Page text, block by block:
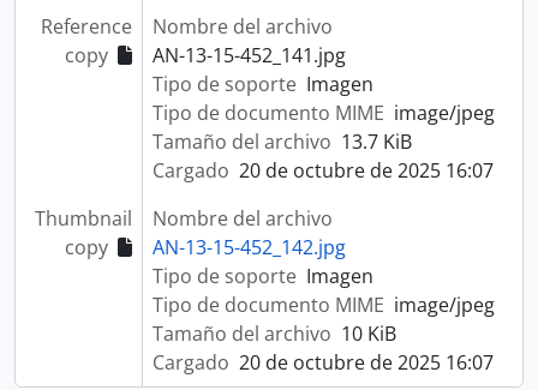
Reference
copy
Nombre del archivo
AN-13-15-452_141.jpg
Tipo de soporte Imagen
Tipo de documento MIME image/jpeg
Tamaño del archivo 13.7 KiB
Cargado 20 de octubre de 2025 16:07
Thumbnail
copy
Nombre del archivo
AN-13-15-452_142.jpg
Tipo de soporte Imagen
Tipo de documento MIME image/jpeg
Tamaño del archivo 10 KiB
Cargado 20 de octubre de 2025 16:07